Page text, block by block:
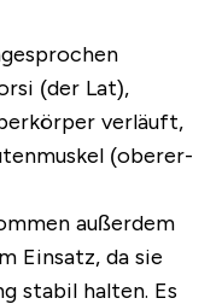
(der Lat),
verläuft,
(oberer-
außerdem
Einsatz, da sie
stabil halten. Es